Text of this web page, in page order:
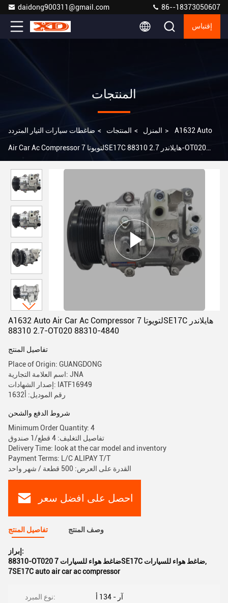
daidong900311@gmail.com 86--18373050607
إقتباس
المنتجات
المنزل > المنتجات > ضاغطات سيارات التيار المتردد > A1632 Auto
Air Car Ac Compressor لتويوتا 7SE17C هايلاندر 2.7 88310-OT020
A1632 Auto Air Car Ac Compressor لتويوتا 7SE17C هايلاندر
2.7 88310-OT020 88310-4840
تفاصيل المنتج
Place of Origin: GUANGDONG
اسم العلامة التجارية: JNA
إصدار الشهادات: IATF16949
رقم الموديل: أ1632
شروط الدفع والشحن
Minimum Order Quantity: 4
تفاصيل التغليف: 4 قطع/1 صندوق
Delivery Time: look at the car model and inventory
Payment Terms: L/C ALIPAY T/T
القدرة على العرض: 500 قطعة / شهر واحد
احصل على افضل سعر
تفاصيل المنتج وصف المنتج
إبراز:
88310-OT020 ضاغط هواء للسيارات 7SE17C ضاغط هواء للسيارات,
7SE17C auto air car ac compressor
نوع المبرد: آر - 134 أ